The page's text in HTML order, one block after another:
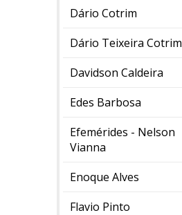
Dário Cotrim
Dário Teixeira Cotrim
Davidson Caldeira
Edes Barbosa
Efemérides - Nelson
Vianna
Enoque Alves
Flavio Pinto